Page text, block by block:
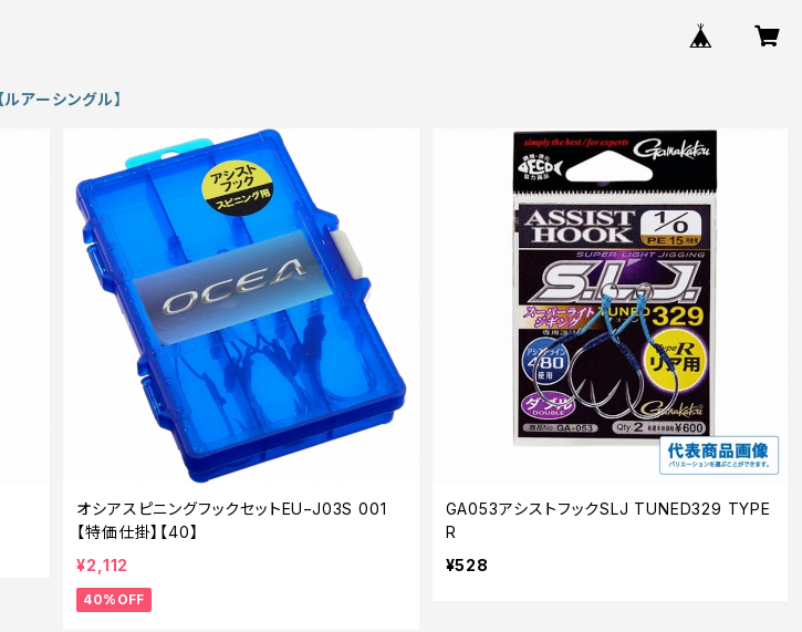
【ルアーシングル】
オシアスピニングフックセットEU−J03S 001
【特価仕掛】【40】
¥2,112
40%OFF
GA053アシストフックSLJ TUNED329 TYPE
R
¥528